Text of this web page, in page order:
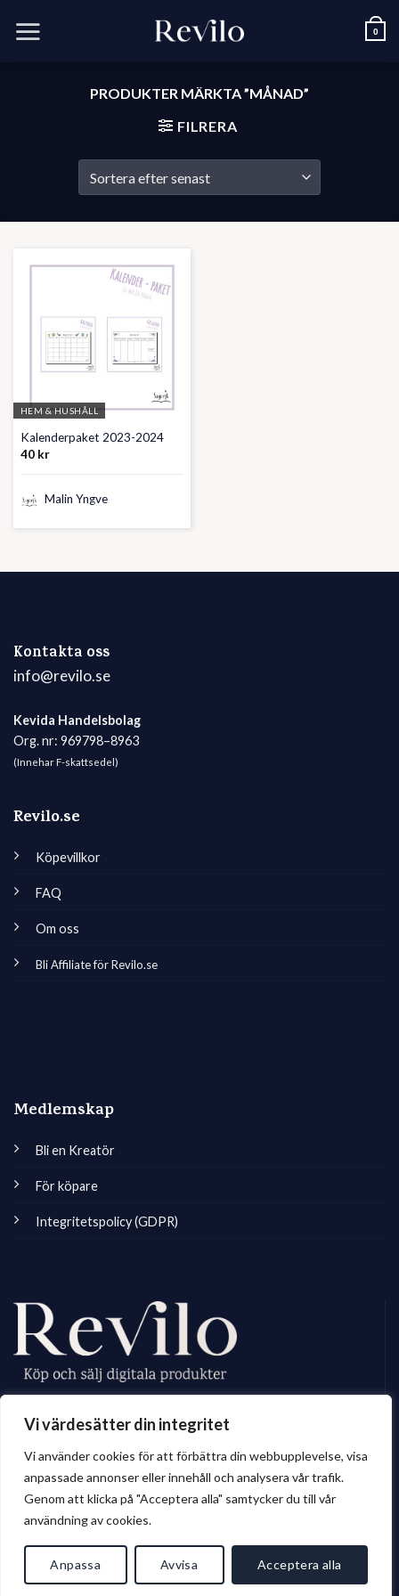
Vi värdesätter din integritet
Vi använder cookies för att förbättra din webbupplevelse, visa
anpassade annonser eller innehåll och analysera vår trafik.
Genom att klicka på "Acceptera alla" samtycker du till vår
användning av cookies.
Anpassa Avvisa Acceptera alla
0
PRODUKTER MÄRKTA ”MÅNAD”
FILRERA
HEM & HUSHÅLL
Kalenderpaket 2023-2024
40 kr
Malin Yngve
erbjuder ett brett sortiment av digitalt material till privatperson och företag.
Kontakta oss
info@revilo.se
Kevida Handelsbolag
Org. nr: 969798–8963
(Innehar F-skattsedel)
Revilo.se
Köpevillkor
FAQ
Om oss
Bli Affiliate för Revilo.se
Medlemskap
Bli en Kreatör
För köpare
Integritetspolicy (GDPR)
© 2026 Revilo.se